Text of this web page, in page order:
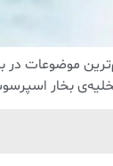
موضوعات در
بخار